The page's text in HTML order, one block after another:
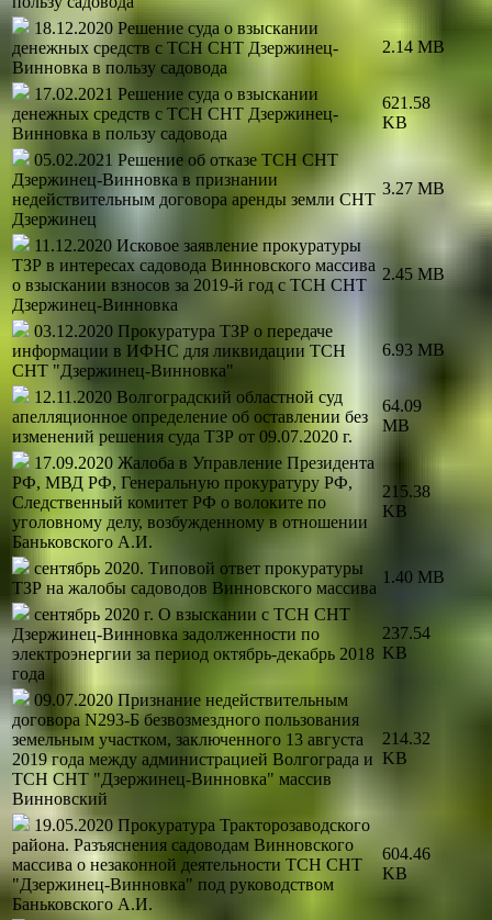
18.12.2020 Решение суда о взыскании
денежных средств с ТСН СНТ Дзержинец-
Винновка в пользу садовода
2.14 MB
17.02.2021 Решение суда о взыскании
денежных средств с ТСН СНТ Дзержинец-
Винновка в пользу садовода
621.58
KB
05.02.2021 Решение об отказе ТСН СНТ
Дзержинец-Винновка в признании
недействительным договора аренды земли СНТ
Дзержинец
3.27 MB
11.12.2020 Исковое заявление прокуратуры
ТЗР в интересах садовода Винновского массива
о взыскании взносов за 2019-й год с ТСН СНТ
Дзержинец-Винновка
2.45 MB
03.12.2020 Прокуратура ТЗР о передаче
информации в ИФНС для ликвидации ТСН
СНТ "Дзержинец-Винновка"
6.93 MB
12.11.2020 Волгоградский областной суд
апелляционное определение об оставлении без
изменений решения суда ТЗР от 09.07.2020 г.
64.09
MB
17.09.2020 Жалоба в Управление Президента
РФ, МВД РФ, Генеральную прокуратуру РФ,
Следственный комитет РФ о волоките по
уголовному делу, возбужденному в отношении
Баньковского А.И.
215.38
KB
сентябрь 2020. Типовой ответ прокуратуры
ТЗР на жалобы садоводов Винновского массива
1.40 MB
сентябрь 2020 г. О взыскании с ТСН СНТ
Дзержинец-Винновка задолженности по
электроэнергии за период октябрь-декабрь 2018
года
237.54
KB
09.07.2020 Признание недействительным
договора N293-Б безвозмездного пользования
земельным участком, заключенного 13 августа
2019 года между администрацией Волгограда и
ТСН СНТ "Дзержинец-Винновка" массив
Винновский
214.32
KB
19.05.2020 Прокуратура Тракторозаводского
района. Разъяснения садоводам Винновского
массива о незаконной деятельности ТСН СНТ
"Дзержинец-Винновка" под руководством
Баньковского А.И.
604.46
KB